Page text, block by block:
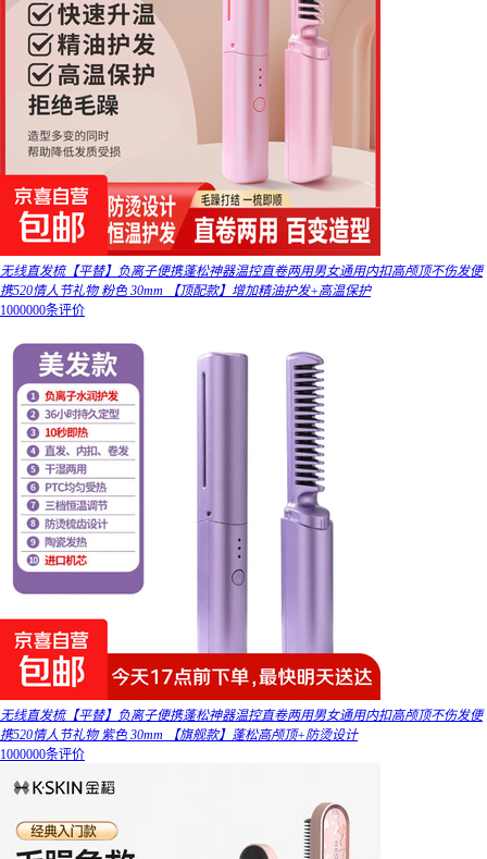
无线直发梳【平替】负离子便携蓬松神器温控直卷两用男女通用内扣高颅顶不伤发便
携520情人节礼物 粉色 30mm 【顶配款】增加精油护发+高温保护
1000000条评价
无线直发梳【平替】负离子便携蓬松神器温控直卷两用男女通用内扣高颅顶不伤发便
携520情人节礼物 紫色 30mm 【旗舰款】蓬松高颅顶+防烫设计
1000000条评价